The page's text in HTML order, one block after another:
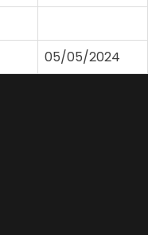
05/05/2024